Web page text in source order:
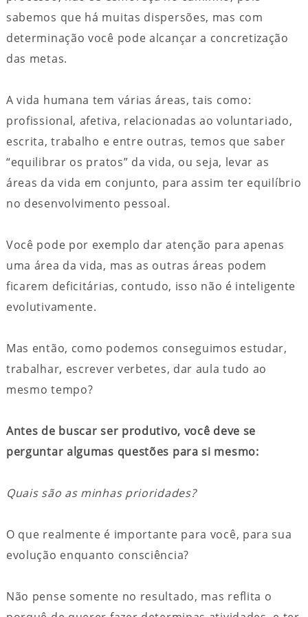
sabemos que há muitas dispersões, mas com
determinação você pode alcançar a concretização
das metas.
A vida humana tem várias áreas, tais como:
profissional, afetiva, relacionadas ao voluntariado,
escrita, trabalho e entre outras, temos que saber
“equilibrar os pratos” da vida, ou seja, levar as
áreas da vida em conjunto, para assim ter equilíbrio
no desenvolvimento pessoal.
Você pode por exemplo dar atenção para apenas
uma área da vida, mas as outras áreas podem
ficarem deficitárias, contudo, isso não é inteligente
evolutivamente.
Mas então, como podemos conseguimos estudar,
trabalhar, escrever verbetes, dar aula tudo ao
mesmo tempo?
Antes de buscar ser produtivo, você deve se
perguntar algumas questões para si mesmo:
Quais são as minhas prioridades?
O que realmente é importante para você, para sua
evolução enquanto consciência?
Não pense somente no resultado, mas reflita o